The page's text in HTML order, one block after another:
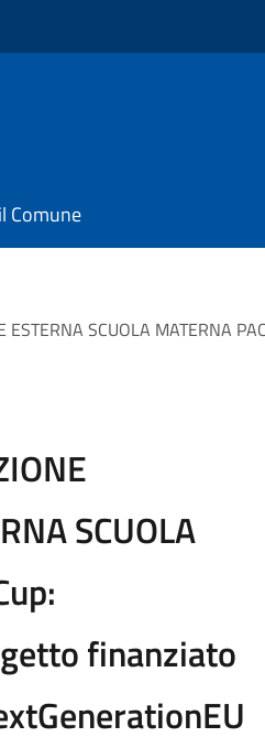
Comune
ESTERNA SCUOLA
SCUOLA
finanziato